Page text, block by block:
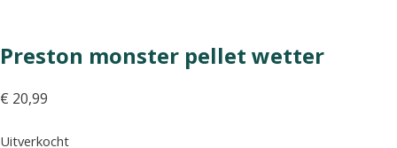
Preston monster pellet wetter
€ 20,99
Uitverkocht